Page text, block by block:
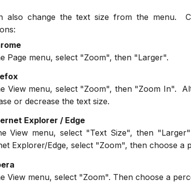
also change the text size from the menu.
Page menu, select "Zoom", then "Larger".
View menu, select "Zoom", then "Zoom In".
or decrease the text size.
Explorer / Edge
View menu, select "Text Size", then
Explorer/Edge, select "Zoom", then choose a
View menu, select "Zoom". Then choose a